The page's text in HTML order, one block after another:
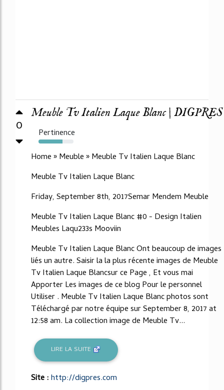
0
Meuble Tv Italien Laque Blanc | DIGPRES
Pertinence
69%
Home » Meuble » Meuble Tv Italien Laque Blanc
Meuble Tv Italien Laque Blanc
Friday, September 8th, 2017Semar Mendem Meuble
Meuble Tv Italien Laque Blanc #0 - Design Italien
Meubles Laqu233s Mooviin
Meuble Tv Italien Laque Blanc Ont beaucoup de images
liés un autre. Saisir la la plus récente images de Meuble
Tv Italien Laque Blancsur ce Page , Et vous mai
Apporter Les images de ce blog Pour le personnel
Utiliser . Meuble Tv Italien Laque Blanc photos sont
Téléchargé par notre équipe sur September 8, 2017 at
12:58 am. La collection image de Meuble Tv...
LIRE LA SUITE
Site :http://digpres.com